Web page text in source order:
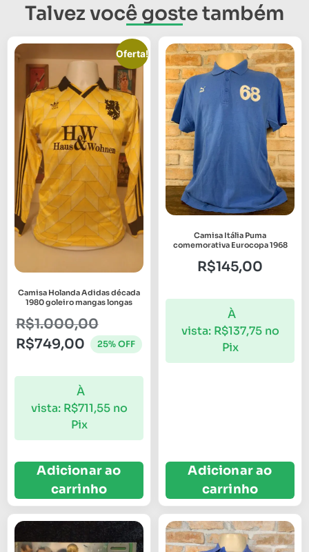
Talvez você goste também
Oferta!
Camisa Holanda Adidas década
1980 goleiro mangas longas
R$1.000,00
R$749,00 25% OFF
À
vista: R$711,55 no
Pix
Adicionar ao
carrinho
Camisa Itália Puma
comemorativa Eurocopa 1968
R$145,00
À
vista: R$137,75 no
Pix
Adicionar ao
carrinho